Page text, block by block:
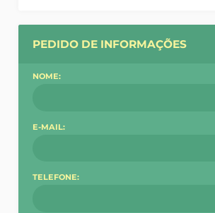
PEDIDO DE INFORMAÇÕES
NOME:
E-MAIL:
TELEFONE: